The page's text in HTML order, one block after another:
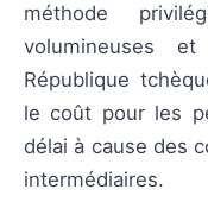
méthode
volumineuses
République
le coût pour les
délai à cause des
intermédiaires.